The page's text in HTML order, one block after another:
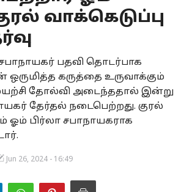
வாக்கெடுப்பு
பதவி தொடர்பாக
ஒருமித்த கருத்தை உருவாக்கும்
தோல்வி அடைந்ததால் இன்று
தேர்தல் நடைபெற்றது. குரல்
ஓம் பிர்லா சபாநாயகராக
Jun 26, 2024 - 16:49